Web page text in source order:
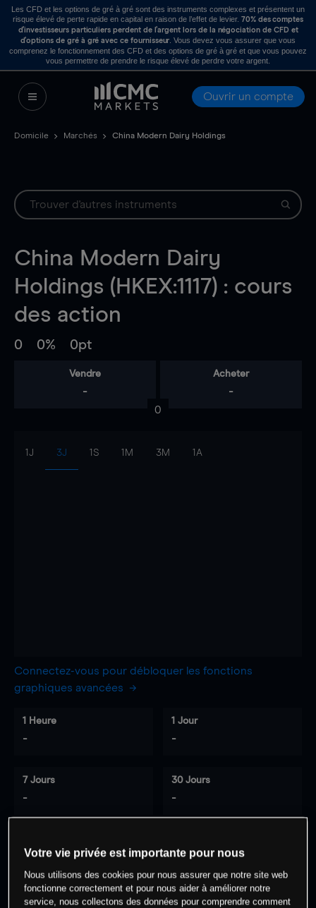
Les CFD et les options de gré à gré sont des instruments complexes et présentent un
risque élevé de perte rapide en capital en raison de l’effet de levier. 70% des comptes
d’investisseurs particuliers perdent de l’argent lors de la négociation de CFD et
d’options de gré à gré avec ce fournisseur . Vous devez vous assurer que vous
comprenez le fonctionnement des CFD et des options de gré à gré et que vous pouvez
vous permettre de prendre le risque élevé de perdre votre argent.
Ouvrir un compte
Domicile Marchés China Modern Dairy Holdings
China Modern Dairy
Holdings (HKEX:1117) : cours
des action
0 0% 0pt
Vendre
-
Acheter
-
0
1J 3J 1S 1M 3M 1A
Connectez-vous pour débloquer les fonctions
graphiques avancées
1 Heure
-
1 Jour
-
7 Jours
-
30 Jours
-
0% des clients ont une position à
cet actif
Votre vie privée est importante pour nous
Nous utilisons des cookies pour nous assurer que notre site web
fonctionne correctement et pour nous aider à améliorer notre
service, nous collectons des données pour comprendre comment